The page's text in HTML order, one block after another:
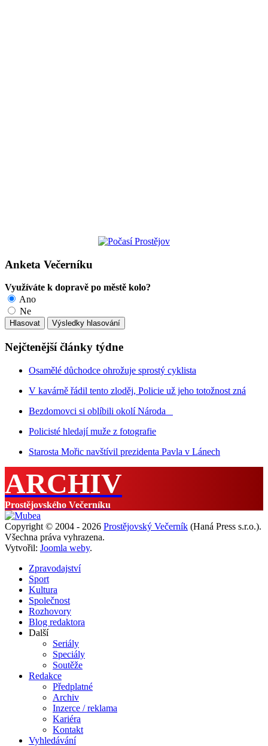
Anketa Večerníku
Využíváte k dopravě po městě kolo?
Ano
Ne
Nejčtenější články týdne
Osamělé důchodce ohrožuje sprostý cyklista
V kavárně řádil tento zloděj, Policie už jeho totožnost zná
Bezdomovci si oblíbili okolí Národa
Policisté hledají muže z fotografie
Starosta Mořic navštívil prezidenta Pavla v Lánech
ARCHIV
Prostějovského Večerníku
Copyright © 2004 - 2026 Prostějovský Večerník (Haná Press s.r.o.).
Všechna práva vyhrazena.
Vytvořil: Joomla weby.
Zpravodajství
Sport
Kultura
Společnost
Rozhovory
Blog redaktora
Další
Seriály
Speciály
Soutěže
Redakce
Předplatné
Archiv
Inzerce / reklama
Kariéra
Kontakt
Vyhledávání